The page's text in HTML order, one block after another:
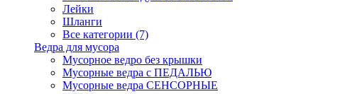
Лейки
Шланги
Все категории (7)
Ведра для мусора
Мусорное ведро без крышки
Мусорные ведра с ПЕДАЛЬЮ
Мусорные ведра СЕНСОРНЫЕ